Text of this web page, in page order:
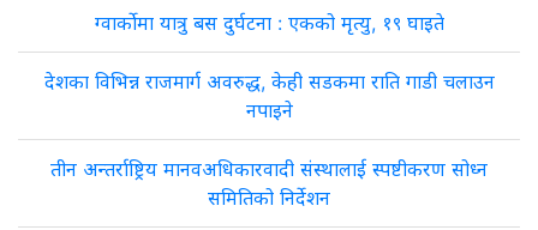
ग्वार्कोमा यात्रु बस दुर्घटना : एकको मृत्यु, १९ घाइते
देशका विभिन्न राजमार्ग अवरुद्ध, केही सडकमा राति गाडी चलाउन
नपाइने
तीन अन्तर्राष्ट्रिय मानवअधिकारवादी संस्थालाई स्पष्टीकरण सोध्न
समितिको निर्देशन